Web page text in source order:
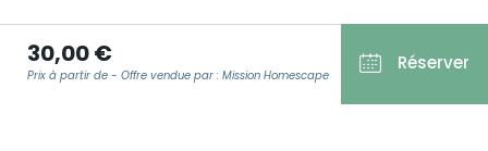
30,00 €
Prix à partir de - Offre vendue par : Mission Homescape Réserver
Agence Régionale du Tourisme Grand Est ©2026 - Tous droits